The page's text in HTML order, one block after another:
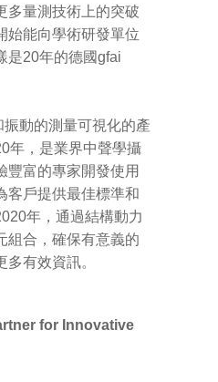
多量測技術上的突破
始能向學術研發單位
是20年的德國gfai
振動的測量可視化的產
年，是業界中聲學攝
豐富的專家開發使用
客戶提供最佳標準和
年，通過結構動力
組合，確保有意義的
有效資訊。
for Innovative